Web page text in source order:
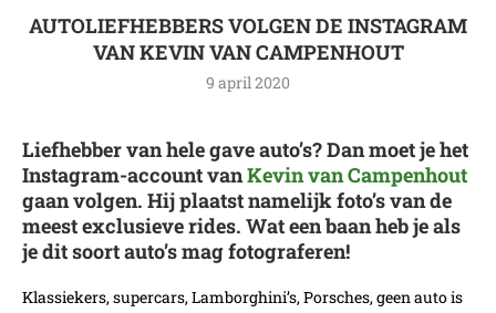
AUTOLIEFHEBBERS VOLGEN DE INSTAGRAM
VAN KEVIN VAN CAMPENHOUT
9 april 2020
Liefhebber van hele gave auto’s? Dan moet je het
Instagram-account vanKevin van Campenhout
gaan volgen. Hij plaatst namelijk foto’s van de
meest exclusieve rides. Wat een baan heb je als
je dit soort auto’s mag fotograferen!
Klassiekers, supercars, Lamborghini’s, Porsches, geen auto is